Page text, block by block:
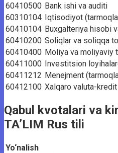
60410500 Bank ishi va auditi
60310104 Iqtisodiyot
60410104 Buxgalteriya hisobi
60410200 Soliqlar va soliqqa
60410400 Moliya va moliyaviy
60411000 Investitsion
60411212 Menejment
60412100 Xalqaro valuta-
Qabul kvotalari va
TA’LIM Rus tili
Yo‘nalish